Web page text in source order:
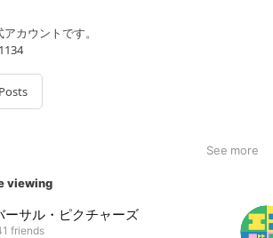
カウントです。
Posts
See more
viewing
ーサル・ピクチャーズ
friends